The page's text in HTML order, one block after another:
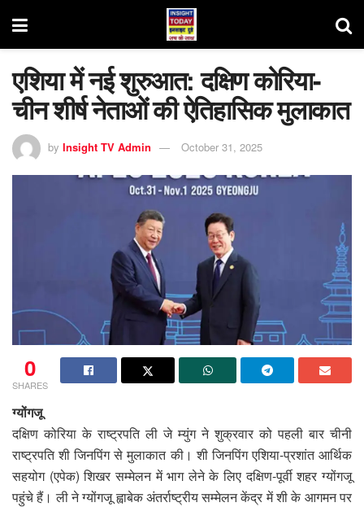
एशिया में नई शुरुआत: दक्षिण कोरिया-
चीन शीर्ष नेताओं की ऐतिहासिक मुलाकात
by Insight TV Admin October 31, 2025
0
SHARES
ग्योंगजू
दक्षिण कोरिया के राष्ट्रपति ली जे म्युंग ने शुक्रवार को पहली बार चीनी
राष्ट्रपति शी जिनपिंग से मुलाकात की। शी जिनपिंग एशिया-प्रशांत आर्थिक
सहयोग (एपेक) शिखर सम्मेलन में भाग लेने के लिए दक्षिण-पूर्वी शहर ग्योंगजू
पहुंचे हैं। ली ने ग्योंगजू ह्वाबेक अंतर्राष्ट्रीय सम्मेलन केंद्र में शी के आगमन पर